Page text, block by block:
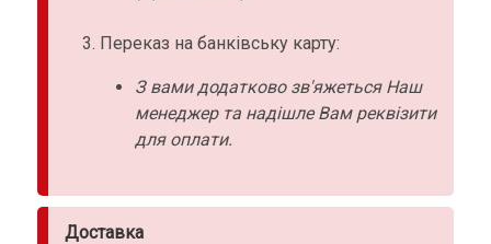
Переказ на банківську карту:
З вами додатково зв'яжеться Наш
менеджер та надішле Вам реквізити
для оплати.
Доставка